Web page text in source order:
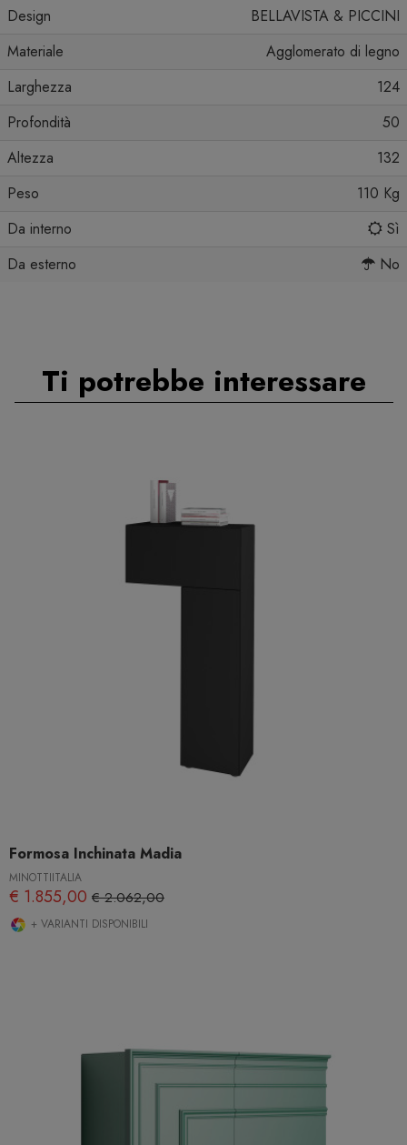
Design
BELLAVISTA & PICCINI
Materiale
Agglomerato di legno
Larghezza
124
Profondità
50
Altezza
132
Peso
110 Kg
Da interno
Sì
Da esterno
No
Ti potrebbe interessare
Formosa Inchinata Madia
MINOTTIITALIA
€ 1.855,00 € 2.062,00
+ VARIANTI DISPONIBILI